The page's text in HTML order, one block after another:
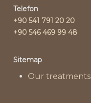
Telefon
+90 541 791 20 20
+90 546 469 99 48
Sitemap
Our treatments